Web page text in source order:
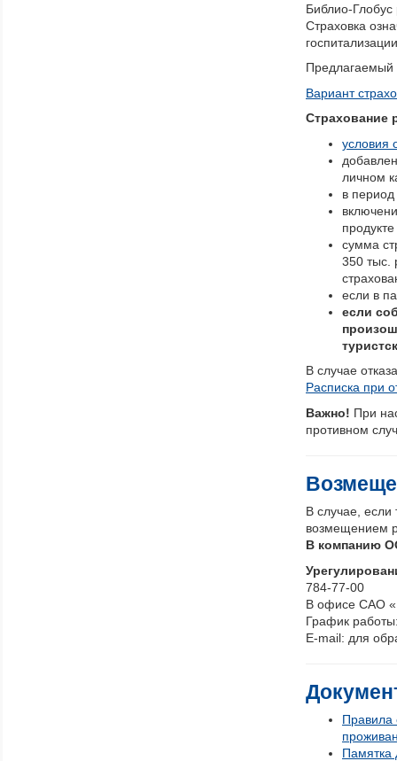
Библио-
Страховка
Предлагаемый
Вариант
Страхование
условия
личном
в период
сумма
350 тыс.
если в
если
В случае
Расписка при
Важно! При
противном
В случае, если
возмещением
В компанию
784-77-00
В офисе САО
График
E-mail: для
Правила
Памятка